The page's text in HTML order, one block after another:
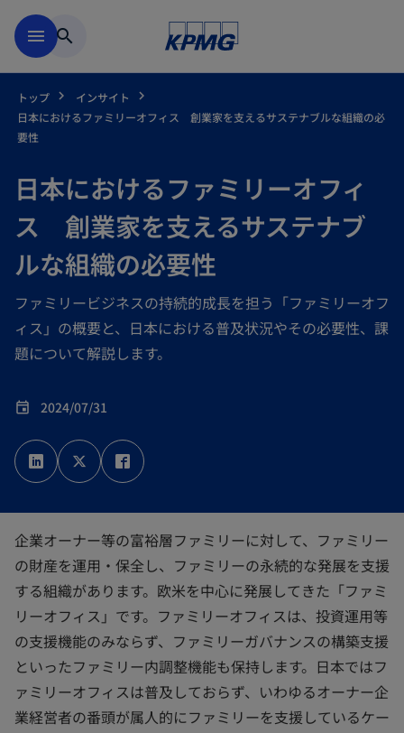
menu search
トップ
インサイト
日本におけるファミリーオフィス 創業家を支えるサステナブルな組織の必
要性
日本におけるファミリーオフィ
ス 創業家を支えるサステナブ
ルな組織の必要性
ファミリービジネスの持続的成長を担う「ファミリーオフ
ィス」の概要と、日本における普及状況やその必要性、課
題について解説します。
event 2024/07/31
新
し
い
タ
新
し
い
タ
し
い
企業オーナー等の富裕層ファミリーに対して、ファミリー
の財産を運用・保全し、ファミリーの永続的な発展を支援
する組織があります。欧米を中心に発展してきた「ファミ
リーオフィス」です。ファミリーオフィスは、投資運用等
の支援機能のみならず、ファミリーガバナンスの構築支援
といったファミリー内調整機能も保持します。日本ではフ
ァミリーオフィスは普及しておらず、いわゆるオーナー企
業経営者の番頭が属人的にファミリーを支援しているケー